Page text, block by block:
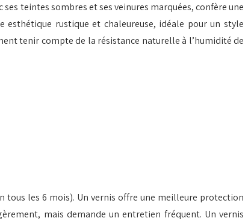
teintes sombres et ses veinures marquées, confère une
rustique et chaleureuse, idéale pour un style
tenir compte de la résistance naturelle à l’humidité de
les 6 mois). Un vernis offre une meilleure protection
mais demande un entretien fréquent. Un vernis